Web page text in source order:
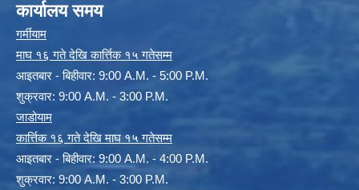
कार्यालय समय
गर्मीयाम
माघ १६ गते देखि कार्त्तिक १५ गतेसम्म
आइतबार - बिहीवार: 9:00 A.M. - 5:00 P.M.
शुक्रवार: 9:00 A.M. - 3:00 P.M.
जाडोयाम
कार्त्तिक १६ गते देखि माघ १५ गतेसम्म
आइतबार - बिहीवार: 9:00 A.M. - 4:00 P.M.
शुक्रवार: 9:00 A.M. - 3:00 P.M.